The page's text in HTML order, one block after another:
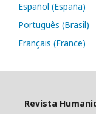
Español (España)
Português (Brasil)
Français (France)
Revista